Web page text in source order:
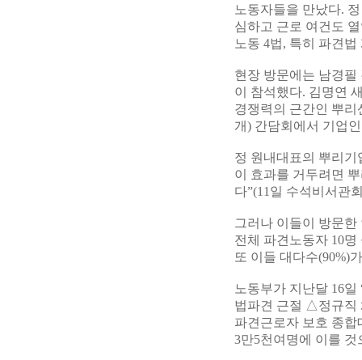
노동자들을 만났다.
심하고 근로 여건도
노동 4법, 특히 파견
현장 방문에는 남경필
이 참석했다. 김명연
경쟁력의 근간인 뿌리
개) 간담회에서 기업
정 원내대표의 뿌리
이 효과를 거두려면
다”(11일 수석비서관
그러나 이들이 방문
전체 파견노동자 10명
또 이들 대다수(90%)
노동부가 지난달 16
법파견 근절 △정규직
파견근로자 보호 종합
3만5천여명에 이를